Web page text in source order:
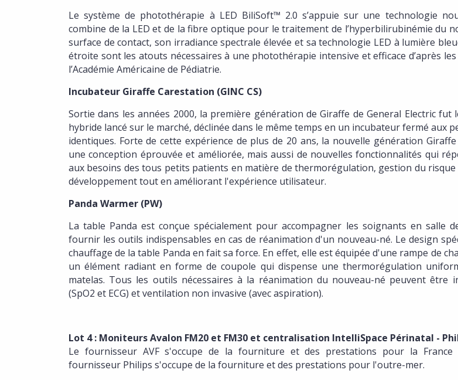
Le système de photothérapie à LED BiliSoft™ 2.0 s’appuie sur une technologie
combine de la LED et de la fibre optique pour le traitement de l’hyperbilirubinémie du
surface de contact, son irradiance spectrale élevée et sa technologie LED à lumière
étroite sont les atouts nécessaires à une photothérapie intensive et efficace d’après
l’Académie Américaine de Pédiatrie.
Incubateur Giraffe Carestation (GINC CS)
Sortie dans les années 2000, la première génération de Giraffe de General Electric
hybride lancé sur le marché, déclinée dans le même temps en un incubateur fermé aux
identiques. Forte de cette expérience de plus de 20 ans, la nouvelle génération
une conception éprouvée et améliorée, mais aussi de nouvelles fonctionnalités qui
aux besoins des tous petits patients en matière de thermorégulation, gestion du
développement tout en améliorant l'expérience utilisateur.
Panda Warmer (PW)
La table Panda est conçue spécialement pour accompagner les soignants en salle
fournir les outils indispensables en cas de réanimation d'un nouveau-né. Le design
chauffage de la table Panda en fait sa force. En effet, elle est équipée d'une rampe de
un élément radiant en forme de coupole qui dispense une thermorégulation
matelas. Tous les outils nécessaires à la réanimation du nouveau-né peuvent être
(SpO2 et ECG) et ventilation non invasive (avec aspiration).
Lot 4 : Moniteurs Avalon FM20 et FM30 et centralisation IntelliSpace Périnatal -
Le fournisseur AVF s'occupe de la fourniture et des prestations pour la
fournisseur Philips s'occupe de la fourniture et des prestations pour l'outre-mer.